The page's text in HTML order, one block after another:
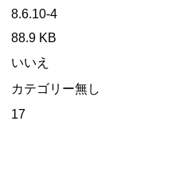
8.6.10-4
88.9 KB
いいえ
カテゴリー無し
17